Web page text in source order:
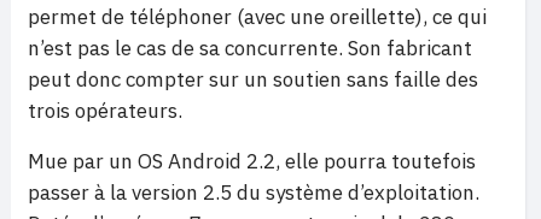
permet de téléphoner (avec une oreillette), ce qui
n’est pas le cas de sa concurrente. Son fabricant
peut donc compter sur un soutien sans faille des
trois opérateurs.
Mue par un OS Android 2.2, elle pourra toutefois
passer à la version 2.5 du système d’exploitation.